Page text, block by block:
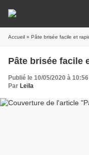
Accueil » Pâte brisée facile et
Pâte brisée facile
Publié le 10/05/2020 à 10:56
Par Leïla